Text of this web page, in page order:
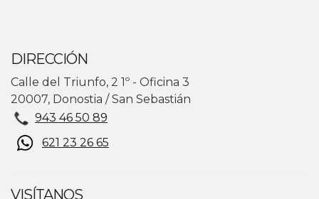
DIRECCIÓN
Calle del Triunfo, 2 1º - Oficina 3
20007, Donostia / San Sebastián
943 46 50 89
621 23 26 65
VISÍTANOS